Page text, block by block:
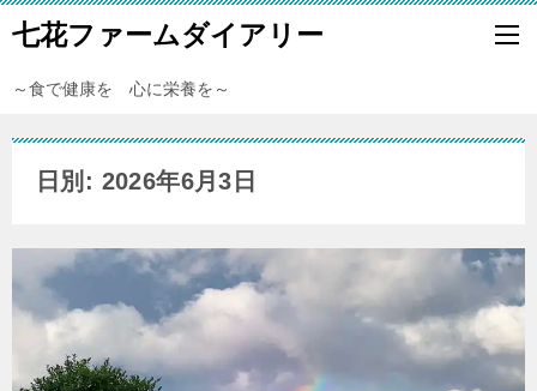
七花ファームダイアリー
～食で健康を 心に栄養を～
日別: 2026年6月3日